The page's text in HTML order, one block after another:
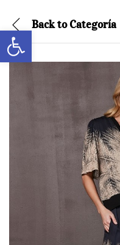
Abrir barra de herramientas Back toCategoría